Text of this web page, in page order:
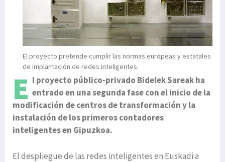
El proyecto pretende cumplir las normas europeas y estatales
de implantación de redes inteligentes.
E l proyecto público-privado Bidelek Sareak ha
entrado en una segunda fase con el inicio de la
modificación de centros de transformación y la
instalación de los primeros contadores
inteligentes en Gipuzkoa.
El despliegue de las redes inteligentes en Euskadi a